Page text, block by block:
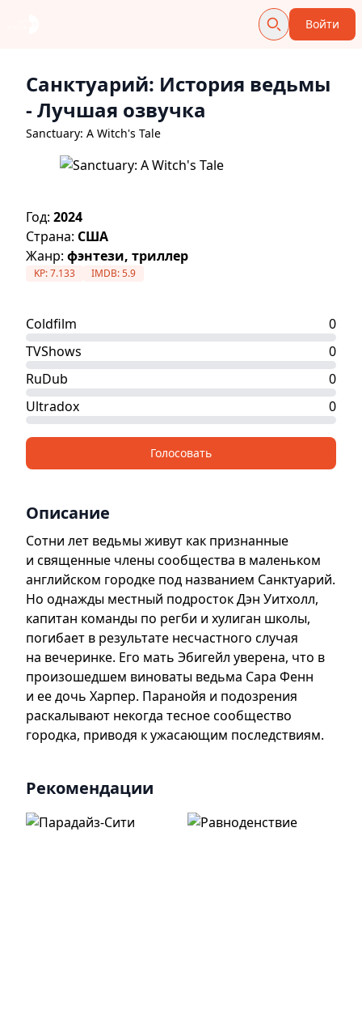
Войти
Санктуарий: История ведьмы
- Лучшая озвучка
Sanctuary: A Witch's Tale
Год: 2024
Страна: США
Жанр: фэнтези, триллер
KP:7.133 IMDB:5.9
Coldfilm
0
TVShows
0
RuDub
0
Ultradox
0
Голосовать
Описание
Сотни лет ведьмы живут как признанные
и священные члены сообщества в маленьком
английском городке под названием Санктуарий.
Но однажды местный подросток Дэн Уитхолл,
капитан команды по регби и хулиган школы,
погибает в результате несчастного случая
на вечеринке. Его мать Эбигейл уверена, что в
произошедшем виноваты ведьма Сара Фенн
и ее дочь Харпер. Паранойя и подозрения
раскалывают некогда тесное сообщество
городка, приводя к ужасающим последствиям.
Рекомендации